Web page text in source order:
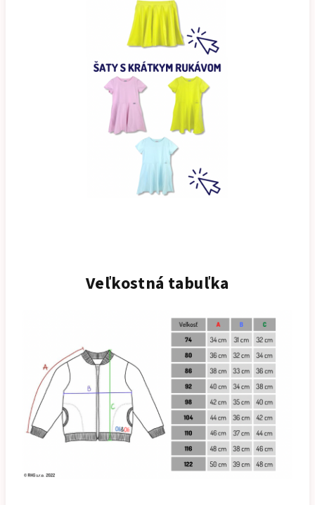
Veľkostná tabuľka